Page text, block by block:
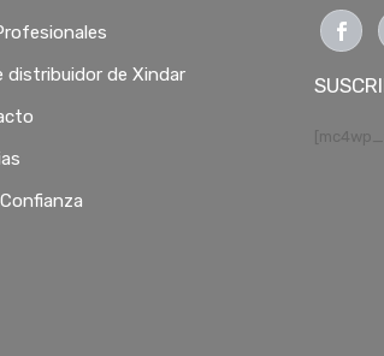
distribuidor de Xindar